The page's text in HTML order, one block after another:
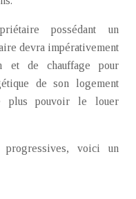
possédant un
devra impérativement
et de chauffage pour
de son logement
plus pouvoir le louer
voici un